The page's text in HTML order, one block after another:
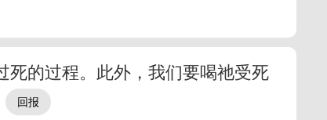
死的过程。此外，我们要喝祂受死